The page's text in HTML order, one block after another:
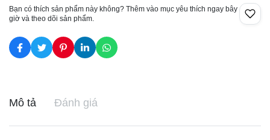
Bạn có thích sản phẩm này không? Thêm vào mục yêu thích ngay bây
giờ và theo dõi sản phẩm.
Mô tả Đánh giá